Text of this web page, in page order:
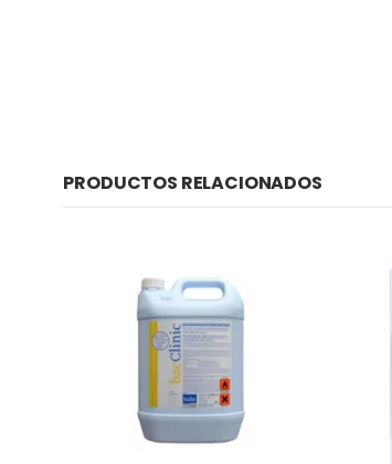
PRODUCTOS RELACIONADOS